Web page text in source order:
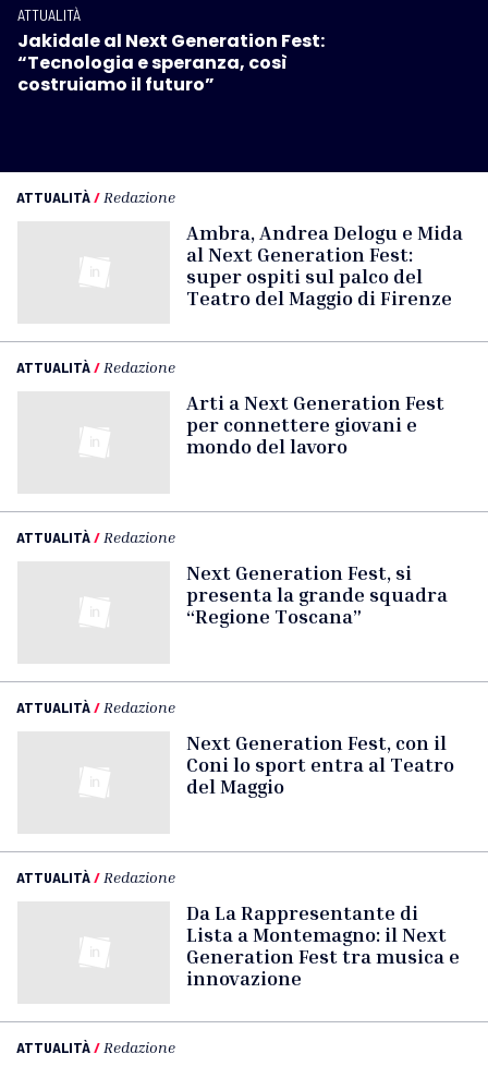
ATTUALITÀ
Jakidale al Next Generation Fest:
“Tecnologia e speranza, così
costruiamo il futuro”
ATTUALITÀ/ Redazione
Ambra, Andrea Delogu e Mida
al Next Generation Fest:
super ospiti sul palco del
Teatro del Maggio di Firenze
ATTUALITÀ/ Redazione
Arti a Next Generation Fest
per connettere giovani e
mondo del lavoro
ATTUALITÀ/ Redazione
Next Generation Fest, si
presenta la grande squadra
“Regione Toscana”
ATTUALITÀ/ Redazione
Next Generation Fest, con il
Coni lo sport entra al Teatro
del Maggio
ATTUALITÀ/ Redazione
Da La Rappresentante di
Lista a Montemagno: il Next
Generation Fest tra musica e
innovazione
ATTUALITÀ/ Redazione